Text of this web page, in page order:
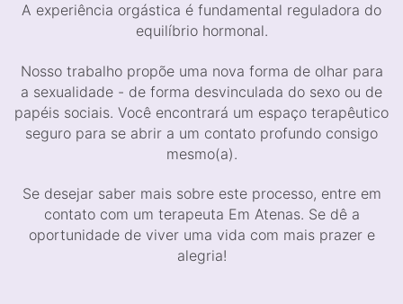
A experiência orgástica é fundamental reguladora do
equilíbrio hormonal.
Nosso trabalho propõe uma nova forma de olhar para
a sexualidade - de forma desvinculada do sexo ou de
papéis sociais. Você encontrará um espaço terapêutico
seguro para se abrir a um contato profundo consigo
mesmo(a).
Se desejar saber mais sobre este processo, entre em
contato com um terapeuta Em Atenas. Se dê a
oportunidade de viver uma vida com mais prazer e
alegria!